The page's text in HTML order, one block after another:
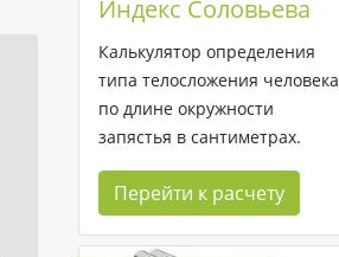
Индекс Соловьева
Калькулятор определения
типа телосложения человека
по длине окружности
запястья в сантиметрах.
Перейти к расчету